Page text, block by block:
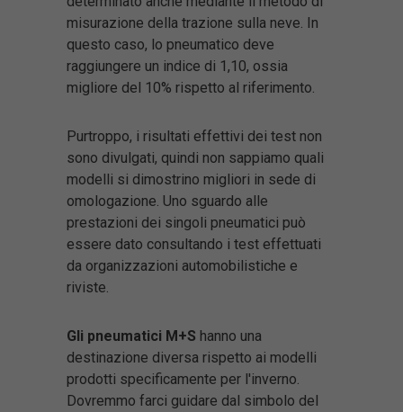
misurazione della trazione sulla neve. In
questo caso, lo pneumatico deve
raggiungere un indice di 1,10, ossia
migliore del 10% rispetto al riferimento.
Purtroppo, i risultati effettivi dei test non
sono divulgati, quindi non sappiamo quali
modelli si dimostrino migliori in sede di
omologazione. Uno sguardo alle
prestazioni dei singoli pneumatici può
essere dato consultando i test effettuati
da organizzazioni automobilistiche e
riviste.
Gli pneumatici M+S hanno una
destinazione diversa rispetto ai modelli
prodotti specificamente per l'inverno.
Dovremmo farci guidare dal simbolo del